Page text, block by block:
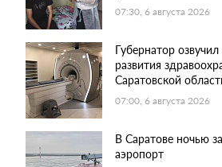
07:30, 6 августа 2026
Губернатор
развития
Саратовской
07:00, 6 августа 2026
В Саратове ночью
аэропорт